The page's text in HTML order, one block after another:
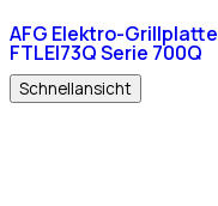
AFG Elektro-Grillplatte
FTLEI73Q Serie 700Q
Schnellansicht